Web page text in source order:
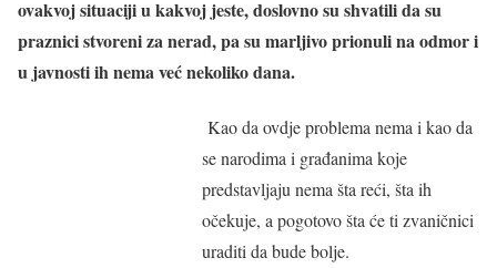
ovakvoj situaciji u kakvoj jeste, doslovno su shvatili da su
praznici stvoreni za nerad, pa su marljivo prionuli na odmor i
u javnosti ih nema već nekoliko dana.
Kao da ovdje problema nema i kao da
se narodima i građanima koje
predstavljaju nema šta reći, šta ih
očekuje, a pogotovo šta će ti zvaničnici
uraditi da bude bolje.